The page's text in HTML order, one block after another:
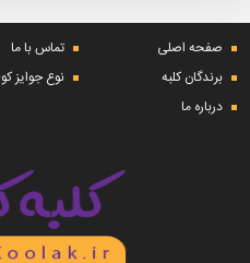
صفحه اصلی تماس با ما
برندگان کلبه
نوع جوایز
درباره ما